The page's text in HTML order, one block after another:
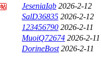
JeseniaIqb 2026-2-12
SalD36835 2026-2-12
123456790 2026-2-11
MuoiQ72674 2026-2-11
DorineBost 2026-2-11